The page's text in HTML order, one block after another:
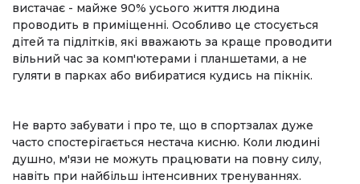
вистачає - майже 90% усього життя людина
проводить в приміщенні. Особливо це стосується
дітей та підлітків, які вважають за краще проводити
вільний час за комп'ютерами і планшетами, а не
гуляти в парках або вибиратися кудись на пікнік.
Не варто забувати і про те, що в спортзалах дуже
часто спостерігається нестача кисню. Коли людині
душно, м'язи не можуть працювати на повну силу,
навіть при найбільш інтенсивних тренуваннях.